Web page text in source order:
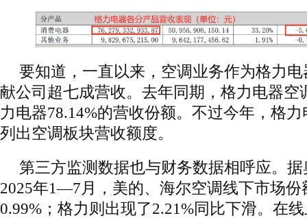
要知道，一直以来，空调业务作为格力
献公司超七成营收。去年同期，格力电器空
力电器78.14%的营收份额。不过今年，格
列出空调板块营收额度。
第三方监测数据也与财务数据相呼应。
2025年1—7月，美的、海尔空调线下市场份
0.99%；格力则出现了2.21%同比下滑。在